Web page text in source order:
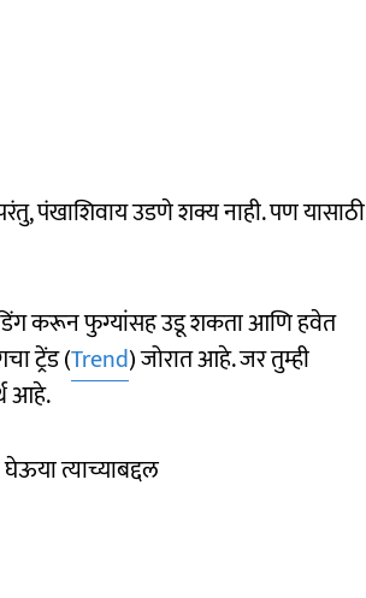
पंखाशिवाय उडणे शक्य नाही. पण यासाठी
करून फुग्यांसह उडू शकता आणि हवेत
ट्रेंड (Trend) जोरात आहे. जर तुम्ही
आहे.
त्याच्याबद्दल